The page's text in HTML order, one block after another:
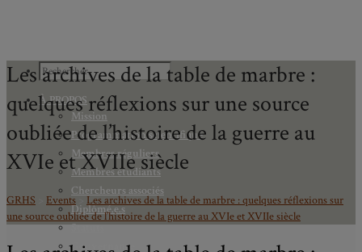
À PROPOS
Mission
Programmation scientifique
Membres réguliers
Membres étudiants
Chercheurs associés
Diplômé.e.s
Statuts
Gouvernance
Les archives de la table de marbre :
quelques réflexions sur une source
oubliée de l’histoire de la guerre au
XVIe et XVIIe siècle
GRHS Events>Les archives de la table de marbre : quelques réflexions sur
une source oubliée de l’histoire de la guerre au XVIe et XVIIe siècle